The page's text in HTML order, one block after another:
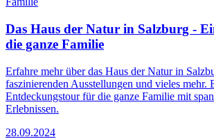
Das Haus der Natur in Salzburg -
die ganze Familie
Erfahre mehr über das Haus der Natur in
faszinierenden Ausstellungen und vieles mehr.
Entdeckungstour für die ganze Familie mit
Erlebnissen.
28.09.2024